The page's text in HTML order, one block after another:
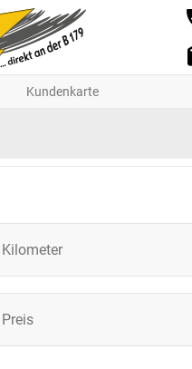
Kundenkarte
Kilometer
Preis